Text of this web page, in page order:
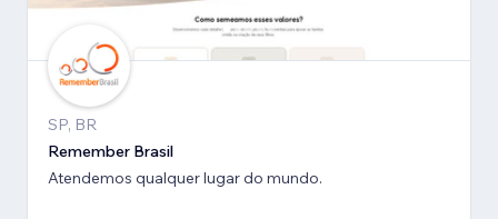
SP, BR
Remember Brasil
Atendemos qualquer lugar do mundo.